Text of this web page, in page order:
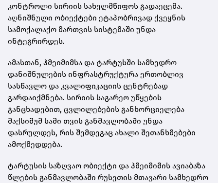
კონტროლი სირიის სახელმწიფოს გადაეცემა.
აღნიშნული ობიექტები ეტაპობრივად ქვეყნის
სამოქალაქო მართვის სისტემაში უნდა
ინტეგრირდეს.
ამასთან, ჰმეიმიმსა და ტარტუსში სამხედრო
დანიშნულების ინფრასტრუქტურა ერთობლივ
სასწავლო და კვალიფიკაციის ცენტრებად
გარდაიქმნება. სირიის საგარეო უწყების
განცხადებით, ცვლილებების განხორციელება
მაქსიმუმ სამი თვის განმავლობაში უნდა
დასრულდეს, რის შემდეგაც ახალი შეთანხმებები
ამოქმედდება.
ტარტუსის საზღვაო ობიექტი და ჰმეიმიმის ავიაბაზა
წლების განმავლობაში რუსეთის მთავარი სამხედრო